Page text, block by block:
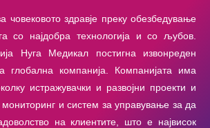
човековото здравје преку обезбедување
со најдобра технологија и со љубов.
Нуга Медикал постигна извонреден
глобална компанија. Компанијата има
истражувачки и развојни проекти и
и систем за управување за да
на клиентите, што е највисок